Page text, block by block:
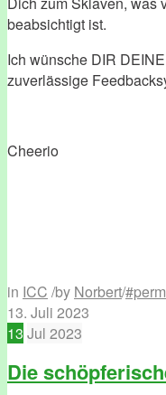
beabsichtigt ist.
Ich wünsche DIR
zuverlässige
Cheerio
in ICC /by Norbert/
13. Juli 2023
13 Jul 2023
Die